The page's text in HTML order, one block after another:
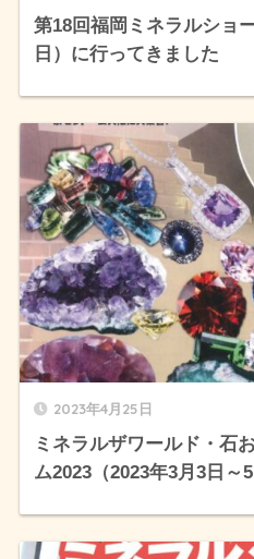
第18回福岡ミネラルショ
日）に行ってきました
2023年4月25日
ミネラルザワールド・石
ム2023（2023年3月3日～